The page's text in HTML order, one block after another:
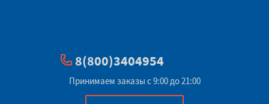
8(800)3404954
Принимаем заказы с 9:00 до 21:00